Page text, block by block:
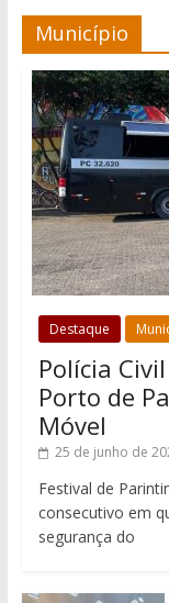
Município
Destaque
Polícia
Porto de
Móvel
25 de junho de
Festival de
consecutivo em
segurança do